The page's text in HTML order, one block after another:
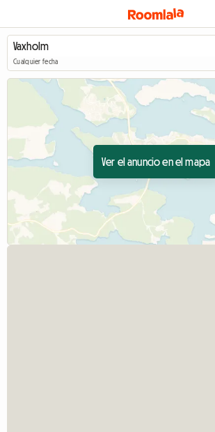
Cualquier fecha
Ver el anuncio en el mapa